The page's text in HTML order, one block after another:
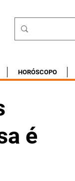
HORÓSCOPO
é